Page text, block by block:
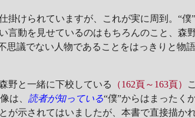
掛けられていますが、これが実に周到。“僕
言動を見せているのはもちろんのこと、森
思議でない人物であることをはっきりと物
野と一緒に下校している （162頁～163頁）
は、読者が知っている“僕”からはまったく
が示されてはいましたが、本書で直接描か